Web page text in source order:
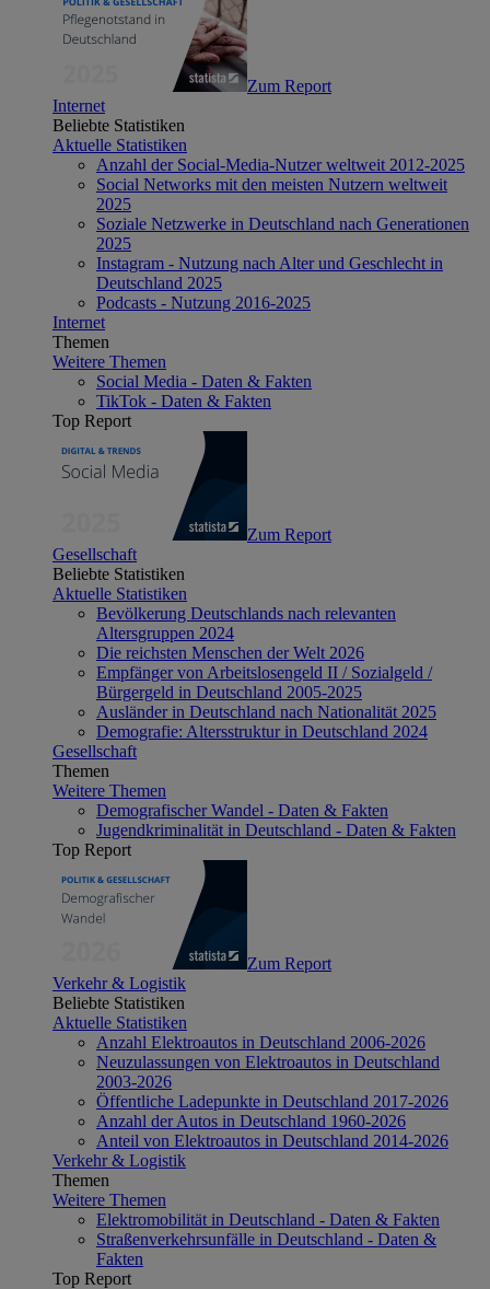
Zum Report
Internet
Beliebte Statistiken
Aktuelle Statistiken
Anzahl der Social-Media-Nutzer weltweit 2012-2025
Social Networks mit den meisten Nutzern weltweit
2025
Soziale Netzwerke in Deutschland nach Generationen
2025
Instagram - Nutzung nach Alter und Geschlecht in
Deutschland 2025
Podcasts - Nutzung 2016-2025
Internet
Themen
Weitere Themen
Social Media - Daten & Fakten
TikTok - Daten & Fakten
Top Report
Zum Report
Gesellschaft
Beliebte Statistiken
Aktuelle Statistiken
Bevölkerung Deutschlands nach relevanten
Altersgruppen 2024
Die reichsten Menschen der Welt 2026
Empfänger von Arbeitslosengeld II / Sozialgeld /
Bürgergeld in Deutschland 2005-2025
Ausländer in Deutschland nach Nationalität 2025
Demografie: Altersstruktur in Deutschland 2024
Gesellschaft
Themen
Weitere Themen
Demografischer Wandel - Daten & Fakten
Jugendkriminalität in Deutschland - Daten & Fakten
Top Report
Zum Report
Verkehr & Logistik
Beliebte Statistiken
Aktuelle Statistiken
Anzahl Elektroautos in Deutschland 2006-2026
Neuzulassungen von Elektroautos in Deutschland
2003-2026
Öffentliche Ladepunkte in Deutschland 2017-2026
Anzahl der Autos in Deutschland 1960-2026
Anteil von Elektroautos in Deutschland 2014-2026
Verkehr & Logistik
Themen
Weitere Themen
Elektromobilität in Deutschland - Daten & Fakten
Straßenverkehrsunfälle in Deutschland - Daten &
Fakten
Top Report